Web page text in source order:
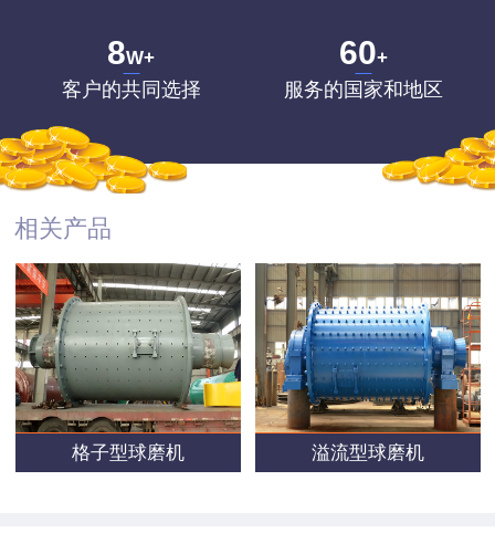
8W+
客户的共同选择
60+
服务的国家和地区
相关产品
格子型球磨机 溢流型球磨机